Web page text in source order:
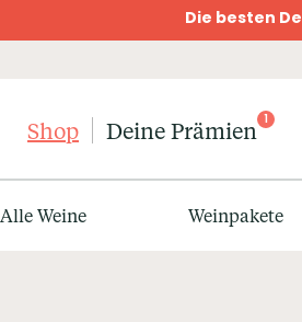
Die besten
Shop Deine Prämien 1
Alle Weine Weinpakete